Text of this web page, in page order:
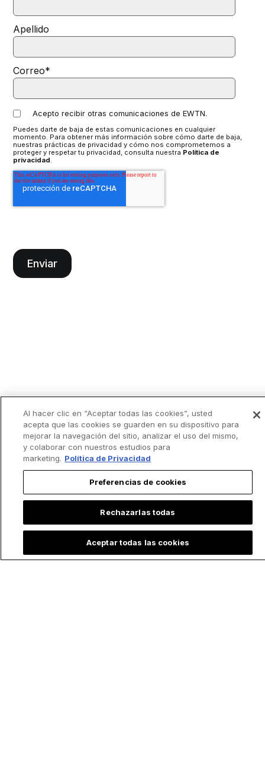
Apellido
Correo*
Acepto recibir otras comunicaciones de EWTN.
Puedes darte de baja de estas comunicaciones en cualquier
momento. Para obtener más información sobre cómo darte de baja,
nuestras prácticas de privacidad y cómo nos comprometemos a
proteger y respetar tu privacidad, consulta nuestra Política de
privacidad.
Al hacer clic en “Aceptar todas las cookies”, usted
acepta que las cookies se guarden en su dispositivo para
mejorar la navegación del sitio, analizar el uso del mismo,
y colaborar con nuestros estudios para
marketing. Política de Privacidad
Preferencias de cookies
Rechazarlas todas
Aceptar todas las cookies